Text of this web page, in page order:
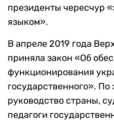
президенты чересчур
языком».
В апреле 2019 года
приняла закон «Об
функционирования
государственного». По
руководство страны,
педагоги